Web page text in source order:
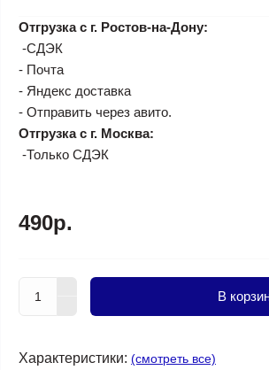
Отгрузка с г. Ростов-на-Дону:
-СДЭК
- Почта
- Яндекс доставка
- Отправить через авито.
Отгрузка с г. Москва:
-Только СДЭК
490р.
В
Характеристики: (смотреть все)